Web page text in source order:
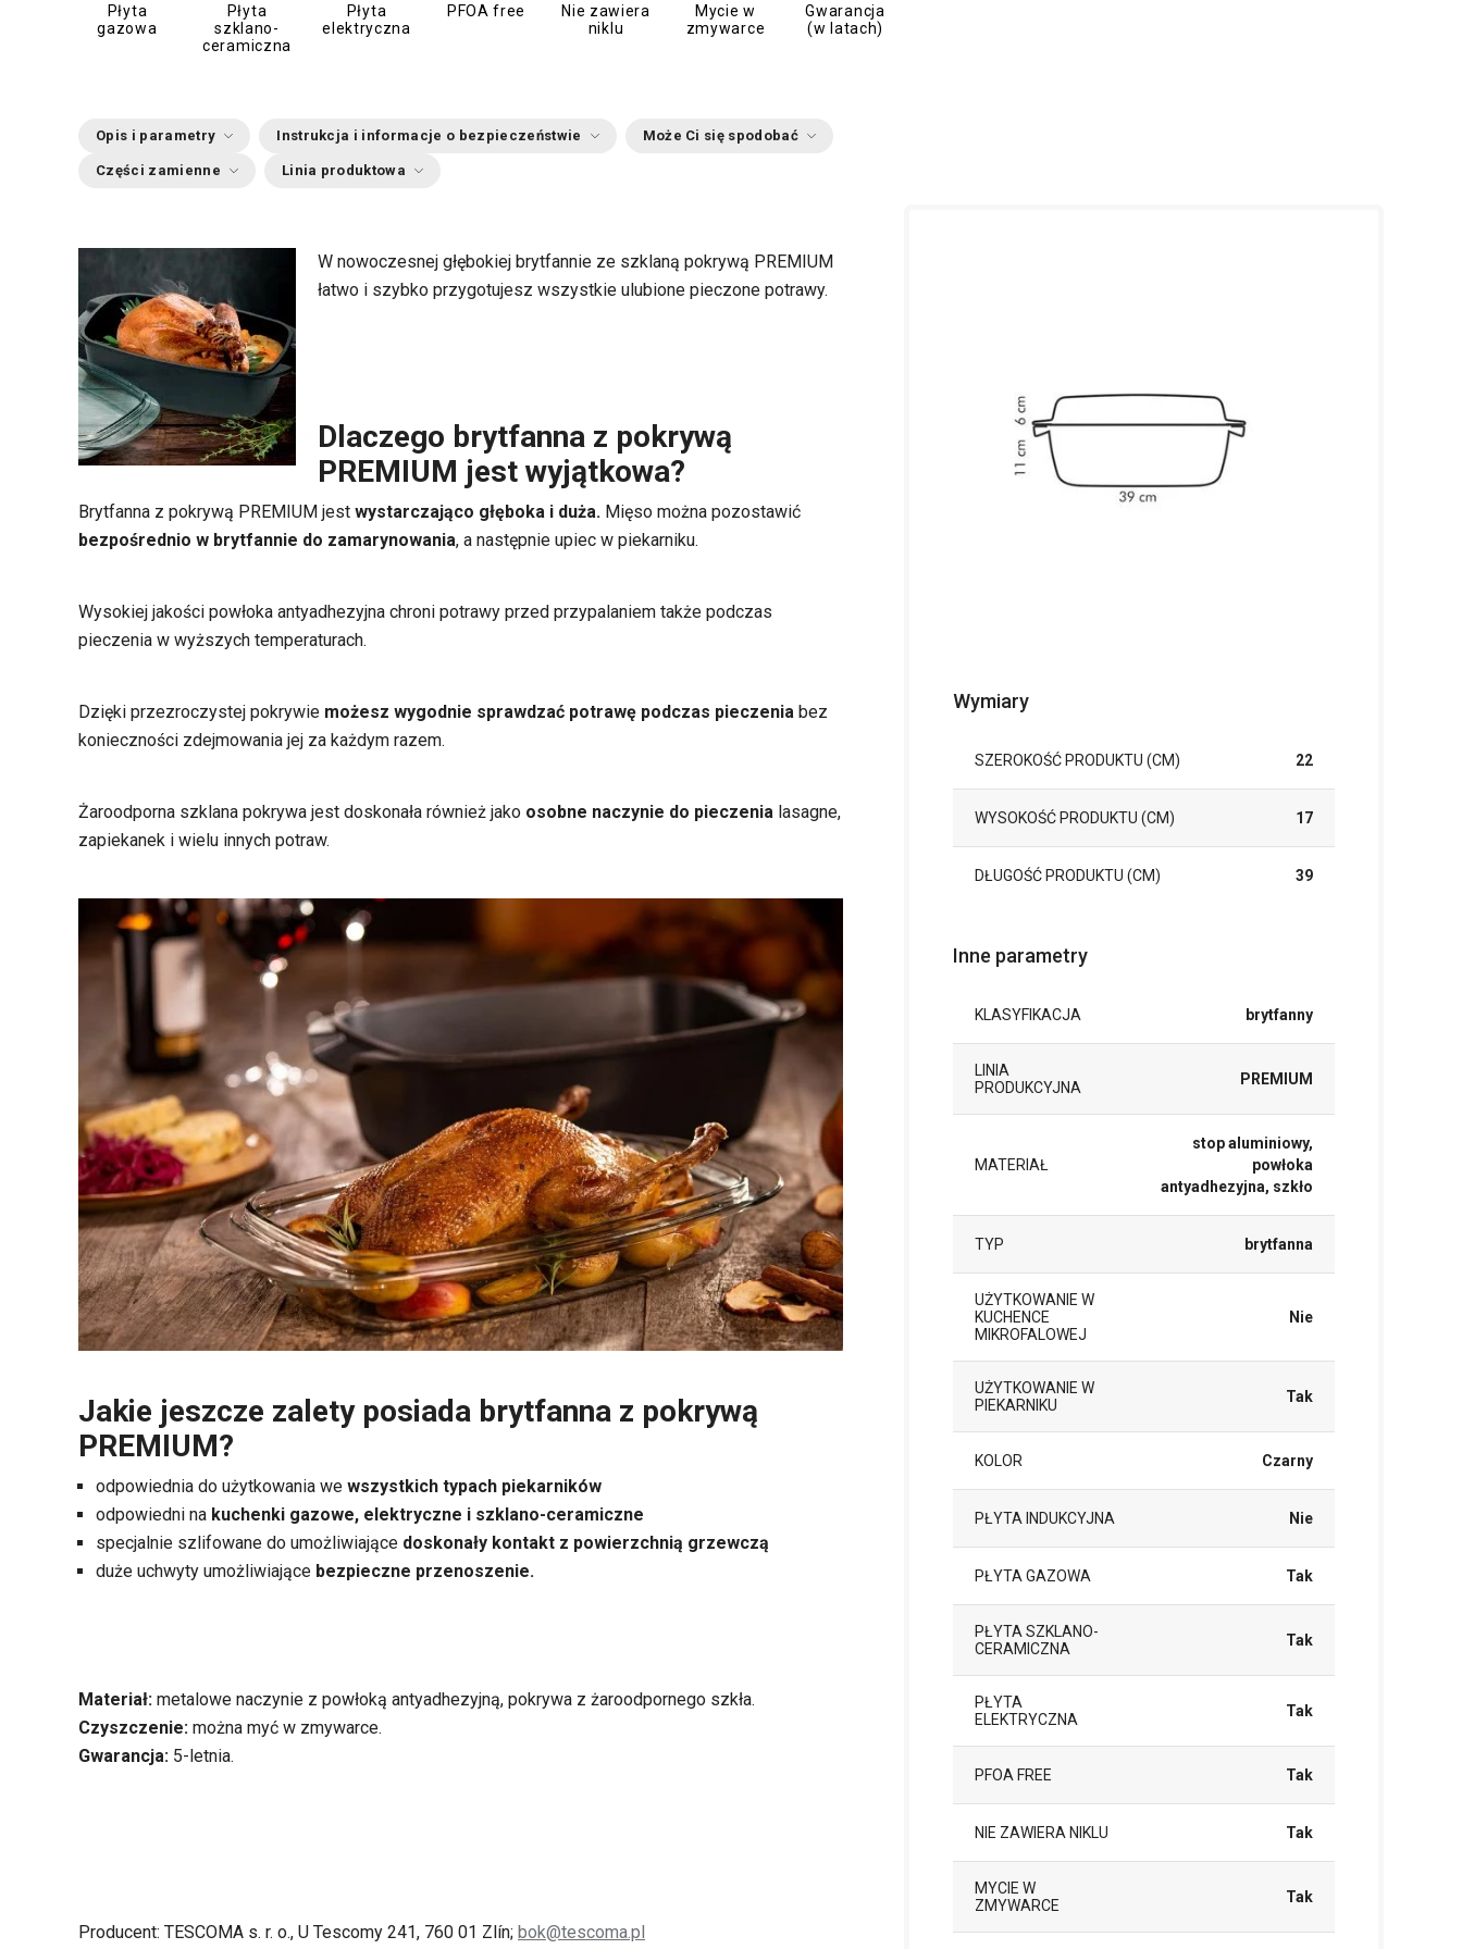
Płyta
gazowa
Płyta
szklano-
ceramiczna
Płyta
elektryczna
PFOA free
Nie zawiera
niklu
Mycie w
zmywarce
Gwarancja
(w latach)
Opis i parametry Instrukcja i informacje o bezpieczeństwie Może Ci się spodobać
Części zamienne Linia produktowa
W nowoczesnej głębokiej brytfannie ze szklaną pokrywą PREMIUM
łatwo i szybko przygotujesz wszystkie ulubione pieczone potrawy.
Dlaczego brytfanna z pokrywą
PREMIUM jest wyjątkowa?
Brytfanna z pokrywą PREMIUM jest wystarczająco głęboka i duża. Mięso można pozostawić
bezpośrednio w brytfannie do zamarynowania, a następnie upiec w piekarniku.
Wysokiej jakości powłoka antyadhezyjna chroni potrawy przed przypalaniem także podczas
pieczenia w wyższych temperaturach.
Dzięki przezroczystej pokrywie możesz wygodnie sprawdzać potrawę podczas pieczenia bez
konieczności zdejmowania jej za każdym razem.
Żaroodporna szklana pokrywa jest doskonała również jako osobne naczynie do pieczenia lasagne,
zapiekanek i wielu innych potraw.
Jakie jeszcze zalety posiada brytfanna z pokrywą
PREMIUM?
odpowiednia do użytkowania we wszystkich typach piekarników
odpowiedni na kuchenki gazowe, elektryczne i szklano-ceramiczne
specjalnie szlifowane do umożliwiające doskonały kontakt z powierzchnią grzewczą
duże uchwyty umożliwiające bezpieczne przenoszenie.
Materiał: metalowe naczynie z powłoką antyadhezyjną, pokrywa z żaroodpornego szkła.
Czyszczenie: można myć w zmywarce.
Gwarancja: 5-letnia.
Producent: TESCOMA s. r. o., U Tescomy 241, 760 01 Zlín; bok@tescoma.pl
Wymiary
SZEROKOŚĆ PRODUKTU (CM) 22
WYSOKOŚĆ PRODUKTU (CM) 17
DŁUGOŚĆ PRODUKTU (CM) 39
Inne parametry
KLASYFIKACJA brytfanny
LINIA
PRODUKCYJNA
PREMIUM
MATERIAŁ
stop aluminiowy,
powłoka
antyadhezyjna, szkło
TYP brytfanna
UŻYTKOWANIE W
KUCHENCE
MIKROFALOWEJ
Nie
UŻYTKOWANIE W
PIEKARNIKU
Tak
KOLOR Czarny
PŁYTA INDUKCYJNA Nie
PŁYTA GAZOWA Tak
PŁYTA SZKLANO-
CERAMICZNA
Tak
PŁYTA
ELEKTRYCZNA
Tak
PFOA FREE Tak
NIE ZAWIERA NIKLU Tak
MYCIE W
ZMYWARCE
Tak